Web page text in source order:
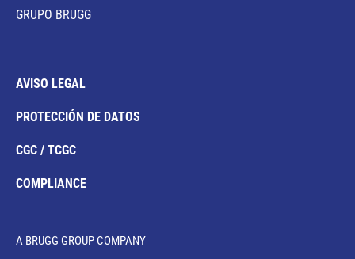
GRUPO BRUGG
AVISO LEGAL
PROTECCIÓN DE DATOS
CGC / TCGC
COMPLIANCE
A BRUGG GROUP COMPANY